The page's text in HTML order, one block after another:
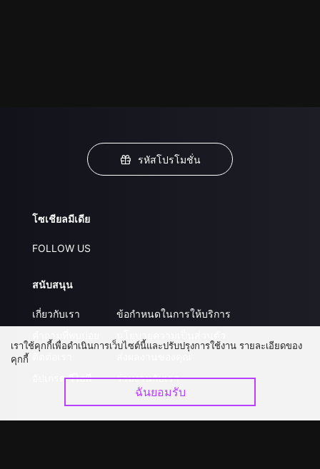
รหัสโปรโมชั่น
โซเชียลมีเดีย
FOLLOW US
สนับสนุน
เกี่ยวกับเรา
อัปเกรด วีไอพี
ข้อกำหนดในการให้บริการ
ร่วมงานกับเรา
เราใช้คุกกี้เพื่อดำเนินการเว็บไซต์นี้และปรับปรุงการใช้งาน รายละเอียดของ
คุกกี้
ฉันยอมรับ